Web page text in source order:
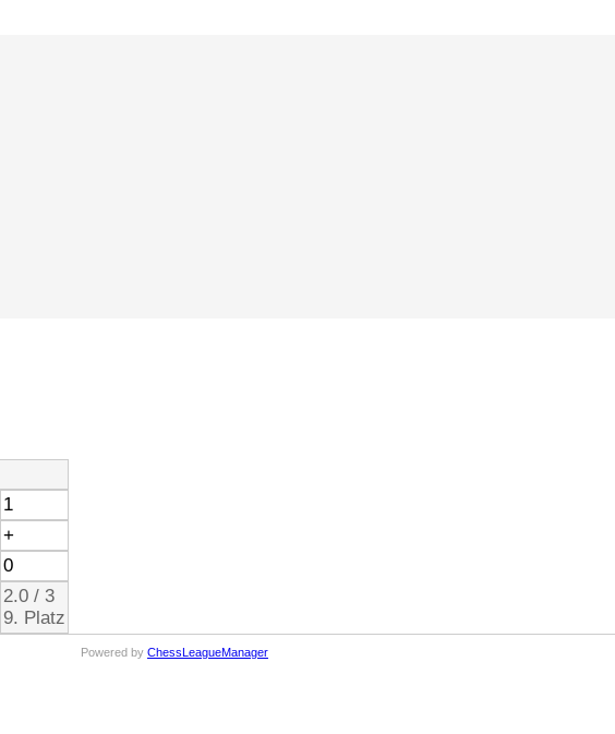
1
+
0
2.0 / 3
9. Platz
Powered by ChessLeagueManager